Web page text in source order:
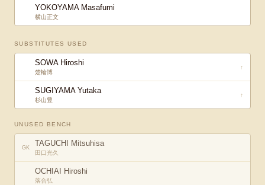
YOKOYAMA Masafumi
横山正文
SUBSTITUTES USED
SOWA Hiroshi
楚輪博
↑
SUGIYAMA Yutaka
杉山豊
↑
UNUSED BENCH
GK TAGUCHI Mitsuhisa
田口光久
OCHIAI Hiroshi
落合弘